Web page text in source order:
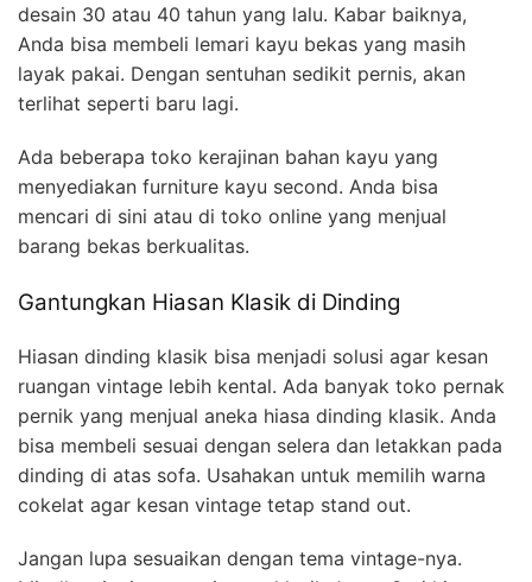
desain 30 atau 40 tahun yang lalu. Kabar baiknya,
Anda bisa membeli lemari kayu bekas yang masih
layak pakai. Dengan sentuhan sedikit pernis, akan
terlihat seperti baru lagi.
Ada beberapa toko kerajinan bahan kayu yang
menyediakan furniture kayu second. Anda bisa
mencari di sini atau di toko online yang menjual
barang bekas berkualitas.
Gantungkan Hiasan Klasik di Dinding
Hiasan dinding klasik bisa menjadi solusi agar kesan
ruangan vintage lebih kental. Ada banyak toko pernak
pernik yang menjual aneka hiasa dinding klasik. Anda
bisa membeli sesuai dengan selera dan letakkan pada
dinding di atas sofa. Usahakan untuk memilih warna
cokelat agar kesan vintage tetap stand out.
Jangan lupa sesuaikan dengan tema vintage-nya.